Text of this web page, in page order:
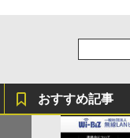
おすすめ記事